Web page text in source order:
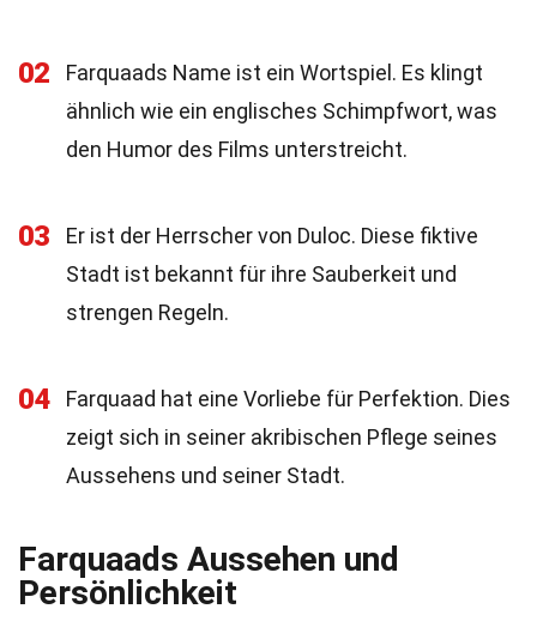
02
Farquaads Name ist ein Wortspiel. Es klingt
ähnlich wie ein englisches Schimpfwort, was
den Humor des Films unterstreicht.
03
Er ist der Herrscher von Duloc. Diese fiktive
Stadt ist bekannt für ihre Sauberkeit und
strengen Regeln.
04
Farquaad hat eine Vorliebe für Perfektion. Dies
zeigt sich in seiner akribischen Pflege seines
Aussehens und seiner Stadt.
Farquaads Aussehen und
Persönlichkeit